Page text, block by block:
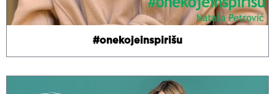
#onekojeinspirišu